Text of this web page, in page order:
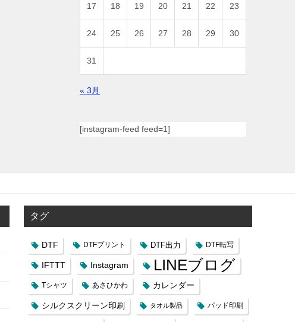
17 18 19 20 21 22 23
24 25 26 27 28 29 30
31
« 3月
[instagram-feed feed=1]
タグ
DTF DTFプリント DTF出力 DTF転写
IFTTT Instagram LINEブログ
Tシャツ あさひかわ カレンダー
シルクスクリーン印刷 タオル製品 パッド印刷